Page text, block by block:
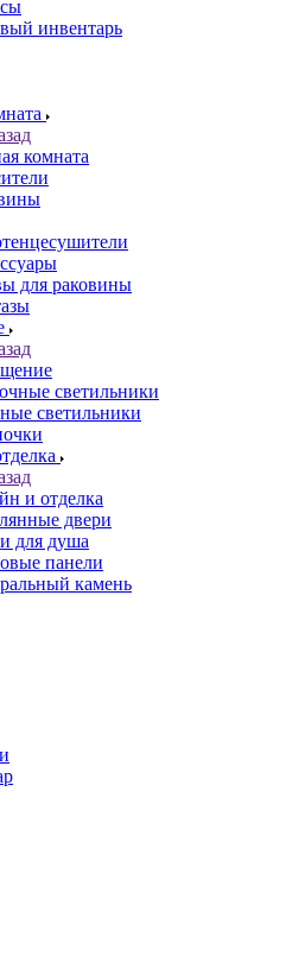
инвентарь
комната
для раковины
светильники
светильники
и отделка
двери
для душа
панели
камень